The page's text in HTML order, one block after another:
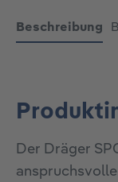
Beschreibung
Der Dräger